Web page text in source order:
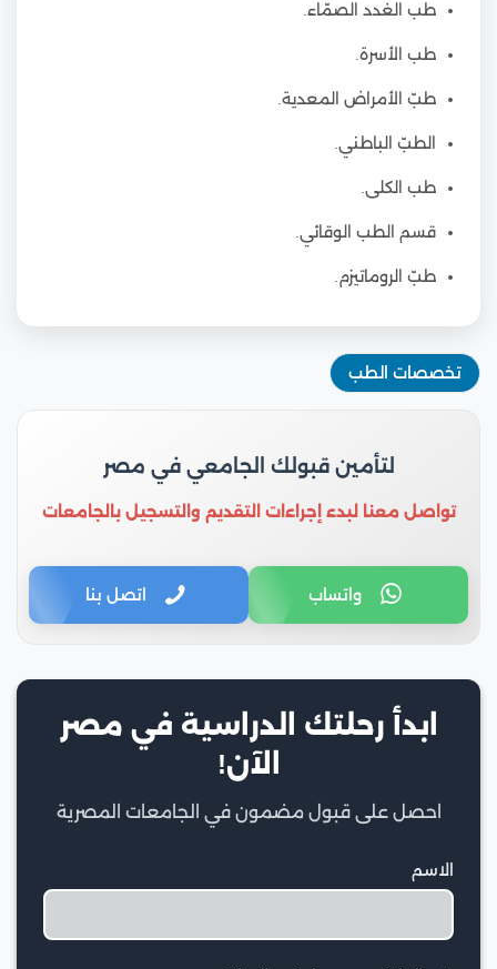
طب الغدد الصمّاء.
طب الأسرة.
طبّ الأمراض المعدية.
الطبّ الباطني.
طب الكلى.
قسم الطب الوقائي.
طبّ الروماتيزم.
تخصصات الطب
لتأمين قبولك الجامعي في مصر
تواصل معنا لبدء إجراءات التقديم والتسجيل بالجامعات
واتساب اتصل بنا
ابدأ رحلتك الدراسية في مصر
الآن!
احصل على قبول مضمون في الجامعات المصرية
الاسم